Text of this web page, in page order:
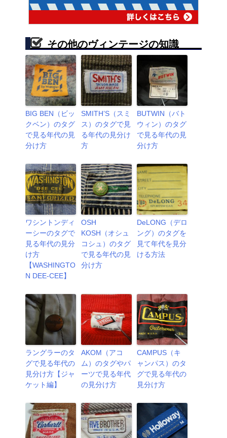
その他のヴィンテージの知識
BIG BEN（ビッ
クベン）のタグ
で見る年代の見
分け方
SMITH’S（スミ
ス）のタグで見
る年代の見分け
方
BUTWIN（バト
ウィン）のタグ
で見る年代の見
分け方
ワシントンディ
ーシーのタグで
見る年代の見分
け方
【WASHINGTO
N DEE-CEE】
OSH
KOSH（オシュ
コシュ）のタグ
で見る年代の見
分け方
DeLONG（デロ
ング）のタグを
見て年代を見分
ける方法
ラングラーのタ
グで見る年代の
見分け方【ジャ
ケット編】
AKOM（アコ
ム）のタグやパ
ーツで見る年代
の見分け方
CAMPUS（キ
ャンパス）のタ
グで見る年代の
見分け方